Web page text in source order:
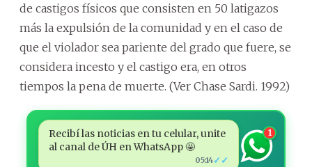
de castigos físicos que consisten en 50 latigazos
más la expulsión de la comunidad y en el caso de
que el violador sea pariente del grado que fuere, se
considera incesto y el castigo era, en otros
tiempos la pena de muerte. (Ver Chase Sardi. 1992)
Recibí las noticias en tu celular, unite
al canal de ÚH en WhatsApp 🤩
05:14✓✓
1